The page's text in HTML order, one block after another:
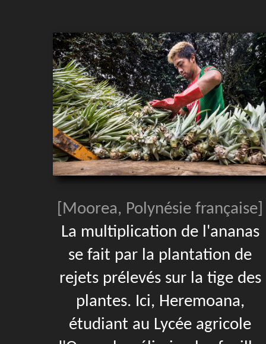
[Moorea, Polynésie française]
La multiplication de l'ananas
se fait par la plantation de
rejets prélevés sur la tige des
plantes. Ici, Heremoana,
étudiant au Lycée agricole